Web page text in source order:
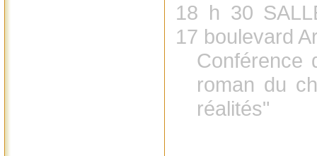
18 h 30
17 boulevard
Conférence
roman du
réalités"